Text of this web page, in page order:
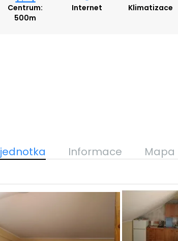
Centrum:
500m
Internet Klimatizace
Informace Mapa